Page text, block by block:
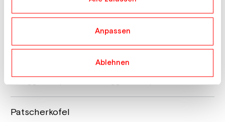
Anpassen
Ablehnen
Axamer Lizum
Mutterer Alm
Rangger Köpfl: www.rangger-koepfl.at
Patscherkofel